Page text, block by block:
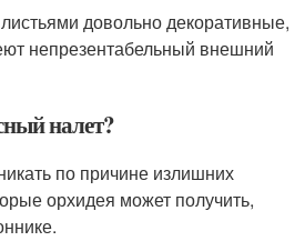
довольно декоративные,
непрезентабельный внешний
налет?
по причине излишних
орхидея может получить,